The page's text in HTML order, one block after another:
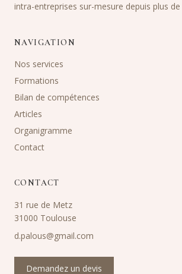
intra-entreprises sur-mesure depuis plus de
NAVIGATION
Nos services
Formations
Bilan de compétences
Articles
Organigramme
Contact
CONTACT
31 rue de Metz
31000 Toulouse
d.palous@gmail.com
Demandez un devis